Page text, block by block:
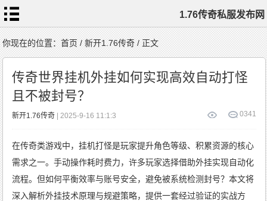
1.76传奇私服发布网
首
页
1.76
传
奇
私
1.76
复
传
奇
1.76
传
奇
新
开
1.76
传
奇
标
签
云
你现在的位置：首页/新开1.76传奇/ 正文
传奇世界挂机外挂如何实现高效自动打怪
且不被封号？
341
0
新开1.76传奇 | 2025-9-16 11:1:3
在传奇类游戏中，挂机打怪是玩家提升角色等级、积累资源的核心
需求之一。手动操作耗时费力，许多玩家选择借助外挂实现自动化
流程。但如何平衡效率与账号安全，避免被系统检测封号？本文将
深入解析外挂技术原理与规避策略，提供一套经过验证的实战方